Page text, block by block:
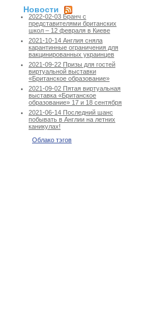
Новости
2022-02-03 Бранч с
представителями британских
школ – 12 февраля в Киеве
2021-10-14 Англия сняла
карантинные ограничения для
вакцинированных украинцев
2021-09-22 Призы для гостей
виртуальной выставки
«Британское образование»
2021-09-02 Пятая виртуальная
выставка «Британское
образование» 17 и 18 сентября
2021-06-14 Последний шанс
побывать в Англии на летних
каникулах!
Облако тэгов